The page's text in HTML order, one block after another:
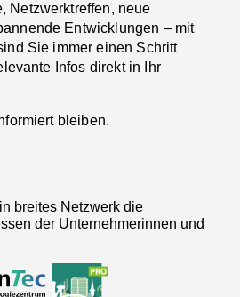
Netzwerktreffen, neue
Entwicklungen – mit
Sie immer einen Schritt
Infos direkt in Ihr
bleiben.
breites Netzwerk die
der Unternehmerinnen und